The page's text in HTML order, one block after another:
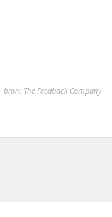
bron: The Feedback Company